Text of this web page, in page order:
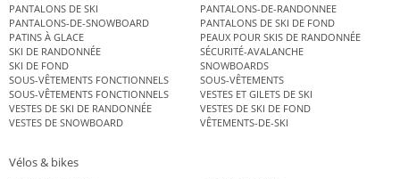
PANTALONS DE SKI
PANTALONS-DE-RANDONNEE
PANTALONS-DE-SNOWBOARD
PANTALONS DE SKI DE FOND
PATINS À GLACE
PEAUX POUR SKIS DE RANDONNÉE
SKI DE RANDONNÉE
SÉCURITÉ-AVALANCHE
SKI DE FOND
SNOWBOARDS
SOUS-VÊTEMENTS FONCTIONNELS
SOUS-VÊTEMENTS
SOUS-VÊTEMENTS FONCTIONNELS
VESTES ET GILETS DE SKI
VESTES DE SKI DE RANDONNÉE
VESTES DE SKI DE FOND
VESTES DE SNOWBOARD
VÊTEMENTS-DE-SKI
Vélos & bikes